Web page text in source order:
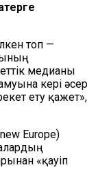
топ —
медианы
кері әсер
ету қажет»,
Europe)
«қауіп